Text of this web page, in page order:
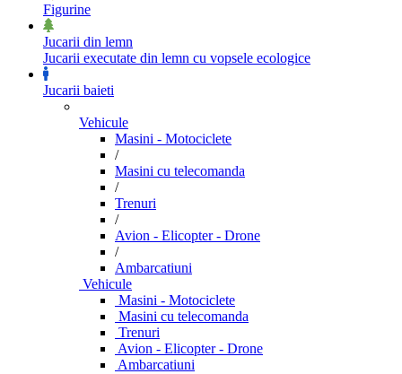
Figurine
Jucarii din lemn
Jucarii executate din lemn cu vopsele ecologice
Jucarii baieti
Vehicule
Masini - Motociclete
/
Masini cu telecomanda
/
Trenuri
/
Avion - Elicopter - Drone
/
Ambarcatiuni
Vehicule
Masini - Motociclete
Masini cu telecomanda
Trenuri
Avion - Elicopter - Drone
Ambarcatiuni